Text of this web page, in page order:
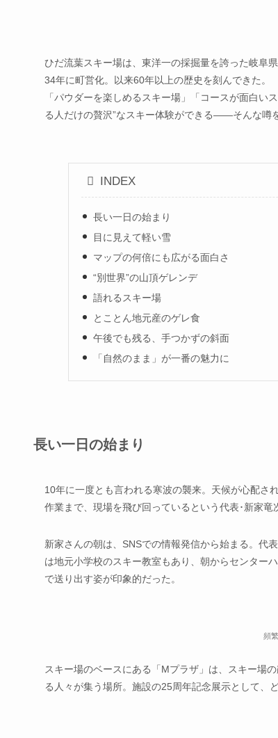
ひだ流葉スキー場は、東洋一の採掘量を誇った岐阜
34年に町営化。以来60年以上の歴史を刻んできた。
「パウダーを楽しめるスキー場」「コースが面白い
る人だけの贅沢”なスキー体験ができる——そんな噂
INDEX
長い一日の始まり
目に見えて軽い雪
マップの何倍にも広がる面白さ
“別世界”の山頂ゲレンデ
語れるスキー場
とことん地元産のゲレ食
午後でも残る、手つかずの斜面
「自然のまま」が一番の魅力に
長い一日の始まり
10年に一度とも言われる寒波の襲来。天候が心配さ
作業まで、現場を飛び回っているという代表･新家竜
新家さんの朝は、SNSでの情報発信から始まる。代
は地元小学校のスキー教室もあり、朝からセンター
で送り出す姿が印象的だった。
頻
スキー場のベースにある「Mプラザ」は、スキー場
る人々が集う場所。施設の25周年記念展示として、